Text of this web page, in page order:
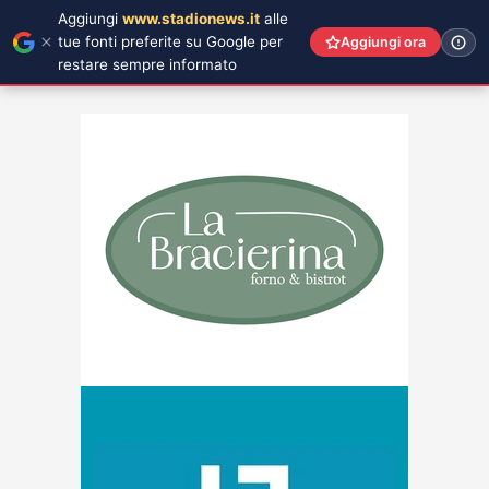
Aggiungi www.stadionews.it alle
tue fonti preferite su Google per
restare sempre informato
Aggiungi ora